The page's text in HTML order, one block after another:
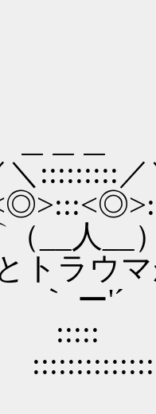
／
（__
トラウ
ー